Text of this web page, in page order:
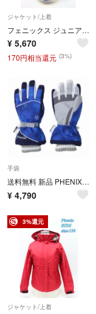
ジャケット/上着
フェニックス ジュニア ジャケット Raugh Mili Boy's Jacket サイズ150 ロイヤルブルー PS6G20T89 スポーツ R2510-212
¥ 5,670
170円相当還元 (3%)
手袋
送料無料 新品 PHENIX ガールズ スノーグローブ 5本指 140〜150
¥ 4,790
3%還元
ジャケット/上着